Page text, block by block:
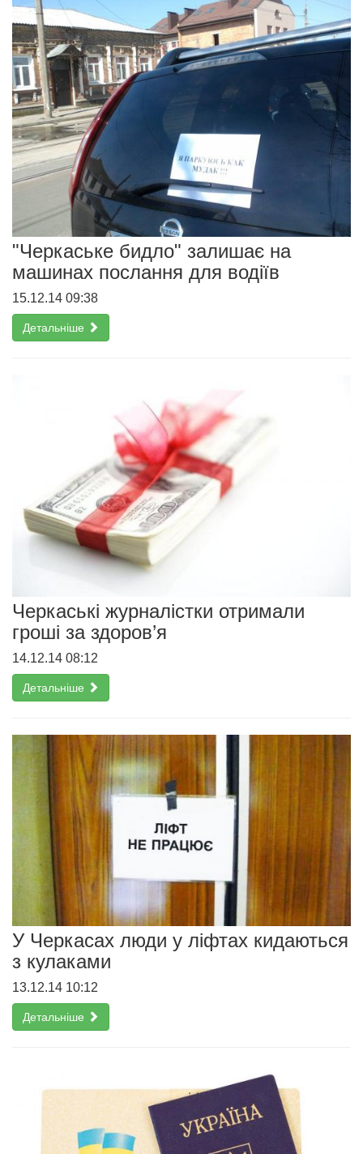
"Черкаське бидло" залишає на
машинах послання для водіїв
15.12.14 09:38
Детальніше
Черкаські журналістки отримали
гроші за здоров’я
14.12.14 08:12
Детальніше
У Черкасах люди у ліфтах кидаються
з кулаками
13.12.14 10:12
Детальніше